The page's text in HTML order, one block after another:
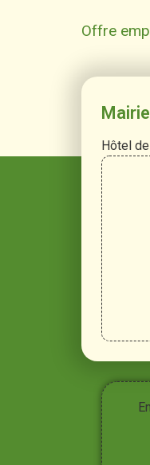
Offre
Hôtel